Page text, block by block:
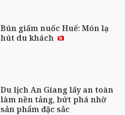
Bún giấm nuốc Huế: Món lạ
hút du khách
Du lịch An Giang lấy an toàn
làm nền tảng, bứt phá nhờ
sản phẩm đặc sắc